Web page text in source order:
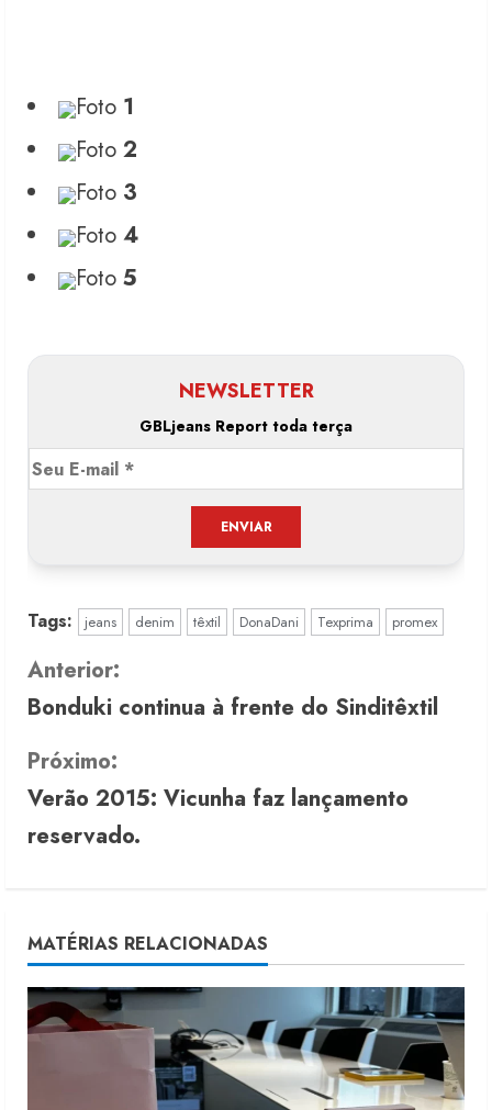
Foto 1
Foto 2
Foto 3
Foto 4
Foto 5
NEWSLETTER
GBLjeans Report toda terça
Tags: jeans denim têxtil DonaDani Texprima promex
C
o
n
t
i
u
e
R
Anterior:
Bonduki continua à frente do Sinditêxtil
Próximo:
Verão 2015: Vicunha faz lançamento
reservado.
MATÉRIAS RELACIONADAS